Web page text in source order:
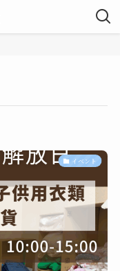
イベント